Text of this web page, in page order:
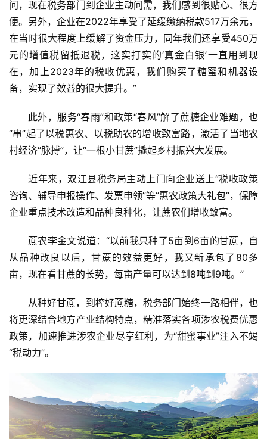
众
号
现
货
频
道
产
业
链
销
储
运
问，现在税务部门到企业主动问需，我们感到很贴心、很方
便。另外，企业在2022年享受了延缓缴纳税款517万余元，
在当时很大程度上缓解了资金压力，同年我们还享受450万
元的增值税留抵退税，这实打实的‘真金白银’一直用到现
在，加上2023年的税收优惠，我们购买了糖蜜和机器设
备，实现了效益的很大提升。”
此外，服务“春雨”和政策“春风”解了蔗糖企业难题，也
“串”起了以税惠农、以税助农的增收致富路，激活了当地农
村经济“脉搏”，让“一根小甘蔗”撬起乡村振兴大发展。
近年来，双江县税务局主动上门向企业送上“税收政策
咨询、辅导申报操作、发票申领”等“惠农政策大礼包”，保障
企业重点技术改造和品种良种化，让蔗农们增收致富。
蔗农李金文说道：“以前我只种了5亩到6亩的甘蔗，自
从品种改良以后，甘蔗的效益更好，我又新承包了80多
亩，现在看甘蔗的长势，每亩产量可以达到8吨到9吨。”
从种好甘蔗，到榨好蔗糖，税务部门始终一路相伴，也
将更深结合地方产业结构特点，精准落实各项涉农税费优惠
政策，加速推进涉农企业尽享红利，为“甜蜜事业”注入不竭
“税动力”。